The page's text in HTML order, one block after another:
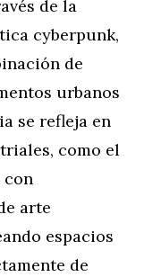
de la
cyberpunk,
de
urbanos
se refleja en
como el
con
arte
espacios
de